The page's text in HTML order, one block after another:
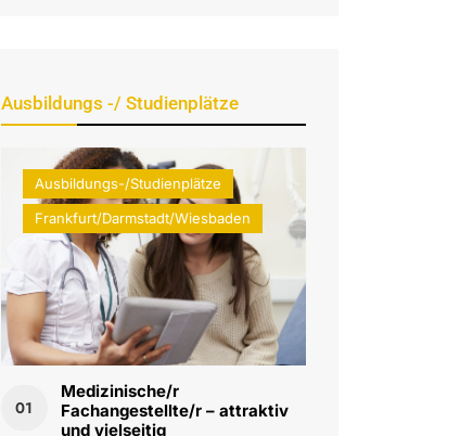
Ausbildungs -/ Studienplätze
Ausbildungs-/Studienplätze
Frankfurt/Darmstadt/Wiesbaden
01
Medizinische/r
Fachangestellte/r – attraktiv
und vielseitig